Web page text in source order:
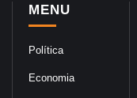
MENU
Política
Economia